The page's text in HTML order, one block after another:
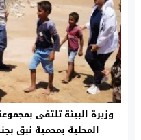
وزيرة البيئة تلتقى
المحلية بمحمية نبق